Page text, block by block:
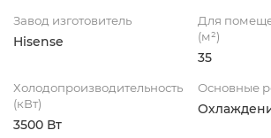
Завод изготовитель
Hisense
Для
(м²)
35
Холодопроизводительность
(кВт)
3500 Вт
Основные